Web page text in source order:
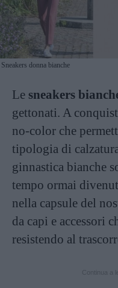
Sneakers donna bianche
Le sneakers
gettonati. A
no-color che
tipologia di
ginnastica bianche
tempo ormai
nella capsule del
da capi e accessori
resistendo al